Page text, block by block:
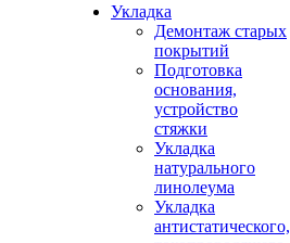
Укладка
Демонтаж старых
покрытий
Подготовка
основания,
устройство
стяжки
Укладка
натурального
линолеума
Укладка
антистатического,